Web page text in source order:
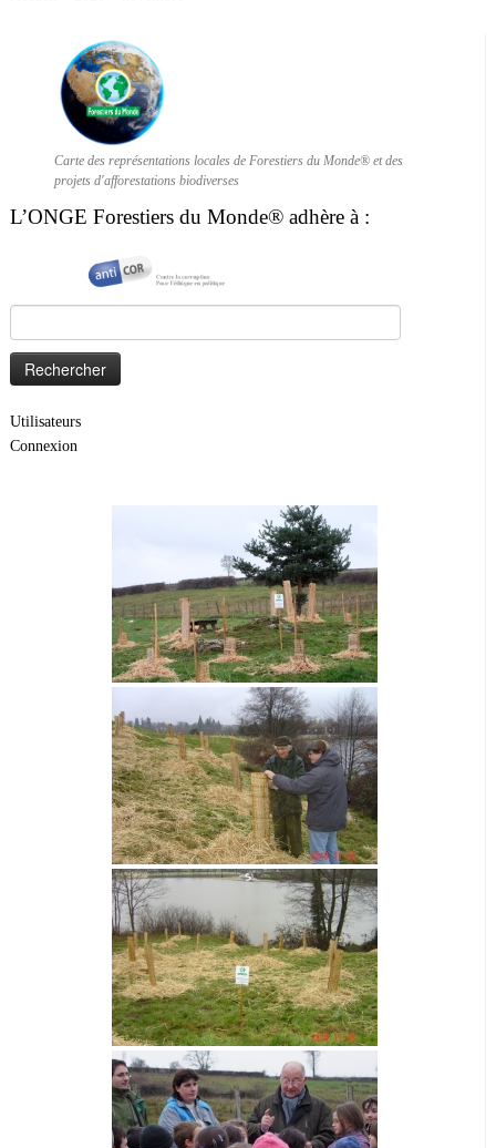
Carte des représentations locales de Forestiers du Monde® et des
projets d'afforestations biodiverses
L’ONGE Forestiers du Monde® adhère à :
Utilisateurs
Connexion